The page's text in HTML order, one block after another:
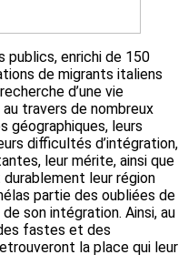
publics, enrichi de 150
de migrants italiens
d’une vie
travers de nombreux
géographiques, leurs
difficultés d’intégration,
leur mérite, ainsi que
leur région
partie des oubliées de
son intégration. Ainsi, au
fastes et des
la place qui leur